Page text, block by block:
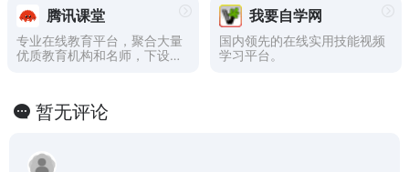
科等多个领域。平台采用自主
研发的技术，支持多种学习模
式和互动方式，让学生在灵活
自主的学习环境中获取知识，
提升能力。
腾讯课堂
专业在线教育平台，聚合大量
优质教育机构和名师，下设职
我要自学网
国内领先的在线实用技能视频
学习平台。
暂无评论